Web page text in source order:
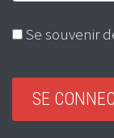
Se souvenir